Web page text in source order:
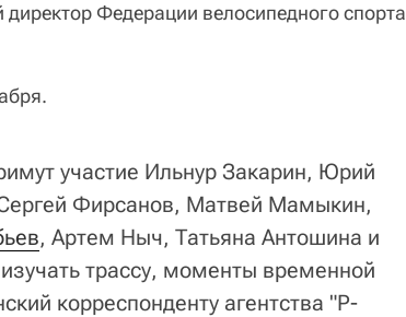
Федерации велосипедного спорта
участие Ильнур Закарин, Юрий
Фирсанов, Матвей Мамыкин,
, Артем Ныч, Татьяна Антошина и
трассу, моменты временной
корреспонденту агентства "Р-